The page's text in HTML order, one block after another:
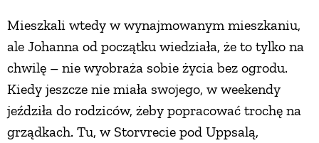
Mieszkali wtedy w wynajmowanym mieszkaniu,
ale Johanna od początku wiedziała, że to tylko na
chwilę – nie wyobraża sobie życia bez ogrodu.
Kiedy jeszcze nie miała swojego, w weekendy
jeździła do rodziców, żeby popracować trochę na
grządkach. Tu, w Storvrecie pod Uppsalą,